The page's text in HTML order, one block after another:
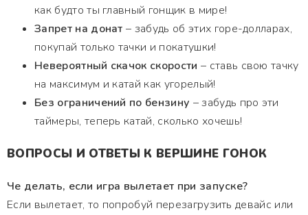
как будто ты главный гонщик в мире!
Запрет на донат – забудь об этих горе-долларах,
покупай только тачки и покатушки!
Невероятный скачок скорости – ставь свою тачку
на максимум и катай как угорелый!
Без ограничений по бензину – забудь про эти
таймеры, теперь катай, сколько хочешь!
ВОПРОСЫ И ОТВЕТЫ К ВЕРШИНЕ ГОНОК
Че делать, если игра вылетает при запуске?
Если вылетает, то попробуй перезагрузить девайс или